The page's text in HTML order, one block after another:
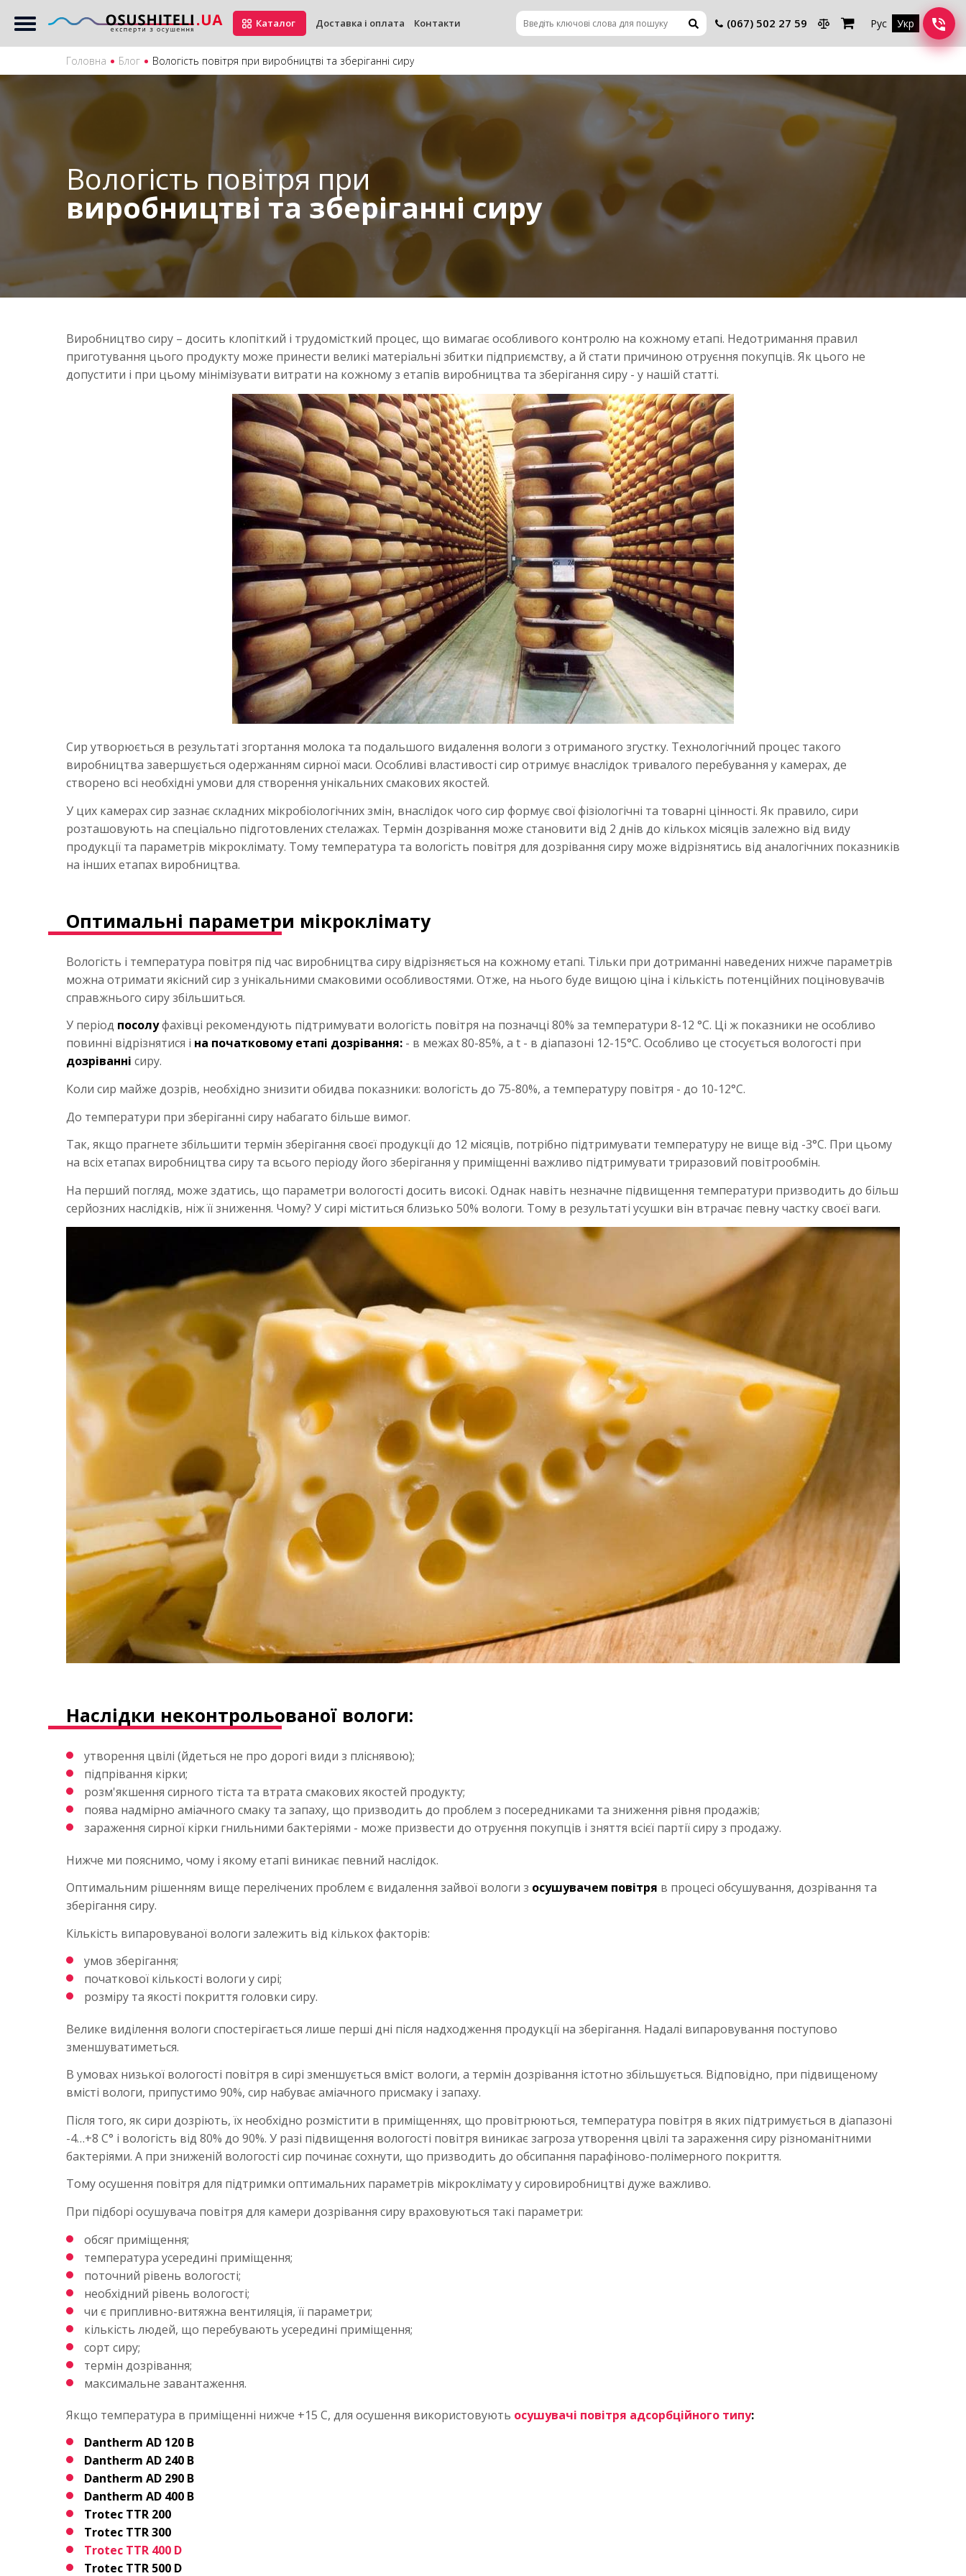
Каталог Доставка і оплата Контакти (067) 502 27 59 Рус Укр
Головна Блог Вологість повітря при виробництві та зберіганні сиру
Вологість повітря при
виробництві та зберіганні сиру
Виробництво сиру – досить клопіткий і трудомісткий процес, що вимагає особливого контролю на кожному етапі. Недотримання правил
приготування цього продукту може принести великі матеріальні збитки підприємству, а й стати причиною отруєння покупців. Як цього не
допустити і при цьому мінімізувати витрати на кожному з етапів виробництва та зберігання сиру - у нашій статті.
Сир утворюється в результаті згортання молока та подальшого видалення вологи з отриманого згустку. Технологічний процес такого
виробництва завершується одержанням сирної маси. Особливі властивості сир отримує внаслідок тривалого перебування у камерах, де
створено всі необхідні умови для створення унікальних смакових якостей.
У цих камерах сир зазнає складних мікробіологічних змін, внаслідок чого сир формує свої фізіологічні та товарні цінності. Як правило, сири
розташовують на спеціально підготовлених стелажах. Термін дозрівання може становити від 2 днів до кількох місяців залежно від виду
продукції та параметрів мікроклімату. Тому температура та вологість повітря для дозрівання сиру може відрізнятись від аналогічних показників
на інших етапах виробництва.
Оптимальні параметри мікроклімату
Вологість і температура повітря під час виробництва сиру відрізняється на кожному етапі. Тільки при дотриманні наведених нижче параметрів
можна отримати якісний сир з унікальними смаковими особливостями. Отже, на нього буде вищою ціна і кількість потенційних поціновувачів
справжнього сиру збільшиться.
У період посолуфахівці рекомендують підтримувати вологість повітря на позначці 80% за температури 8-12 °С. Ці ж показники не особливо
повинні відрізнятися і на початковому етапі дозрівання: - в межах 80-85%, а t - в діапазоні 12-15°С. Особливо це стосується вологості при
дозріванні сиру.
Коли сир майже дозрів, необхідно знизити обидва показники: вологість до 75-80%, а температуру повітря - до 10-12°С.
До температури при зберіганні сиру набагато більше вимог.
Так, якщо прагнете збільшити термін зберігання своєї продукції до 12 місяців, потрібно підтримувати температуру не вище від -3°С. При цьому
на всіх етапах виробництва сиру та всього періоду його зберігання у приміщенні важливо підтримувати триразовий повітрообмін.
На перший погляд, може здатись, що параметри вологості досить високі. Однак навіть незначне підвищення температури призводить до більш
серйозних наслідків, ніж її зниження. Чому? У сирі міститься близько 50% вологи. Тому в результаті усушки він втрачає певну частку своєї ваги.
Наслідки неконтрольованої вологи:
утворення цвілі (йдеться не про дорогі види з пліснявою);
підпрівання кірки;
розм'якшення сирного тіста та втрата смакових якостей продукту;
поява надмірно аміачного смаку та запаху, що призводить до проблем з посередниками та зниження рівня продажів;
зараження сирної кірки гнильними бактеріями - може призвести до отруєння покупців і зняття всієї партії сиру з продажу.
Нижче ми пояснимо, чому і якому етапі виникає певний наслідок.
Оптимальним рішенням вище перелічених проблем є видалення зайвої вологи з осушувачем повітря в процесі обсушування, дозрівання та
зберігання сиру.
Кількість випаровуваної вологи залежить від кількох факторів:
умов зберігання;
початкової кількості вологи у сирі;
розміру та якості покриття головки сиру.
Велике виділення вологи спостерігається лише перші дні після надходження продукції на зберігання. Надалі випаровування поступово
зменшуватиметься.
В умовах низької вологості повітря в сирі зменшується вміст вологи, а термін дозрівання істотно збільшується. Відповідно, при підвищеному
вмісті вологи, припустимо 90%, сир набуває аміачного присмаку і запаху.
Після того, як сири дозріють, їх необхідно розмістити в приміщеннях, що провітрюються, температура повітря в яких підтримується в діапазоні
-4…+8 С° і вологість від 80% до 90%. У разі підвищення вологості повітря виникає загроза утворення цвілі та зараження сиру різноманітними
бактеріями. А при зниженій вологості сир починає сохнути, що призводить до обсипання парафіново-полімерного покриття.
Тому осушення повітря для підтримки оптимальних параметрів мікроклімату у сировиробництві дуже важливо.
При підборі осушувача повітря для камери дозрівання сиру враховуються такі параметри:
обсяг приміщення;
температура усередині приміщення;
поточний рівень вологості;
необхідний рівень вологості;
чи є припливно-витяжна вентиляція, її параметри;
кількість людей, що перебувають усередині приміщення;
сорт сиру;
термін дозрівання;
максимальне завантаження.
Якщо температура в приміщенні нижче +15 С, для осушення використовують осушувачі повітря адсорбційного типу:
Dantherm AD 120 B
Dantherm AD 240 B
Dantherm AD 290 B
Dantherm AD 400 B
Trotec TTR 200
Trotec TTR 300
Trotec TTR 400 D
Trotec TTR 500 D